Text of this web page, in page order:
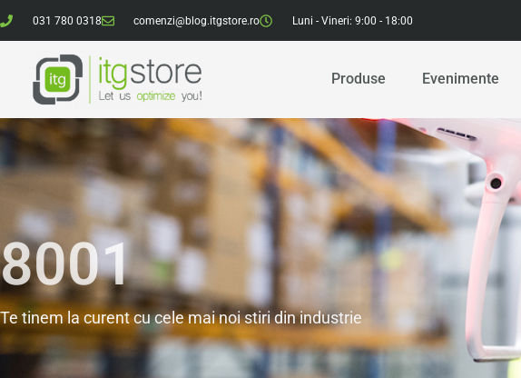
031 780 0318 comenzi@blog.itgstore.ro Luni - Vineri: 9:00 - 18:00
Produse Evenimente
8001
Te tinem la curent cu cele mai noi stiri din industrie